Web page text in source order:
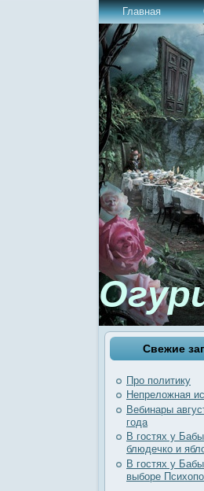
Главная
Свежие
Про политику
Непреложная
Вебинары
года
В гостях у
блюдечко и
В гостях у
выборе